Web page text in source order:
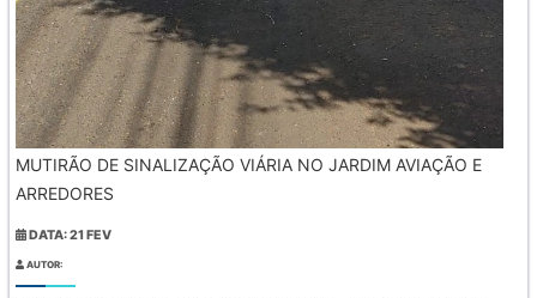
MUTIRÃO DE SINALIZAÇÃO VIÁRIA NO JARDIM AVIAÇÃO E
ARREDORES
DATA: 21 FEV
AUTOR: